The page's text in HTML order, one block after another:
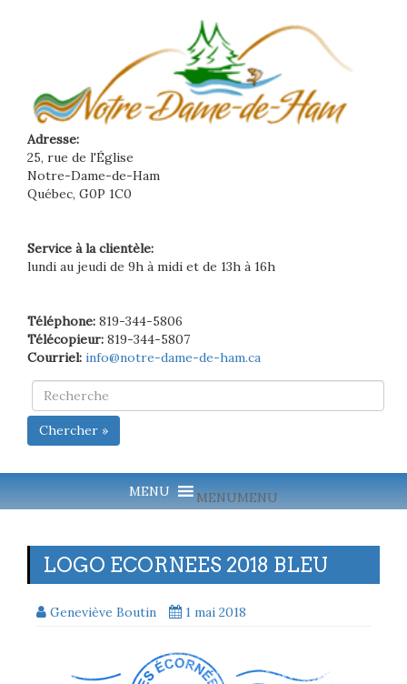
Adresse:
25, rue de l'Église
Notre-Dame-de-Ham
Québec, G0P 1C0
Service à la clientèle:
lundi au jeudi de 9h à midi et de 13h à 16h
Téléphone: 819-344-5806
Télécopieur: 819-344-5807
Courriel: info@notre-dame-de-ham.ca
Chercher »
MENUMENU
LOGO ECORNEES 2018 BLEU
Geneviève Boutin 1 mai 2018